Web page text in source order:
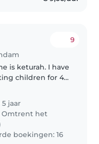
9
is keturah. I have
children for 4
i do my best
together
educational...
5 jaar
Omtrent het
boekingen: 16